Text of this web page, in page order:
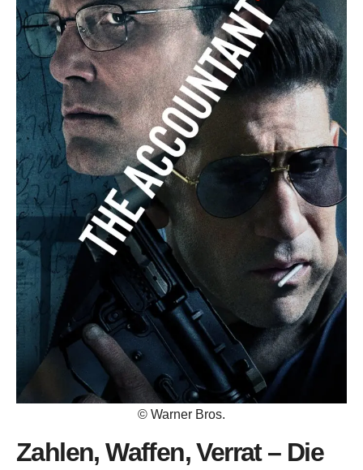
© Warner Bros.
Zahlen, Waffen, Verrat – Die